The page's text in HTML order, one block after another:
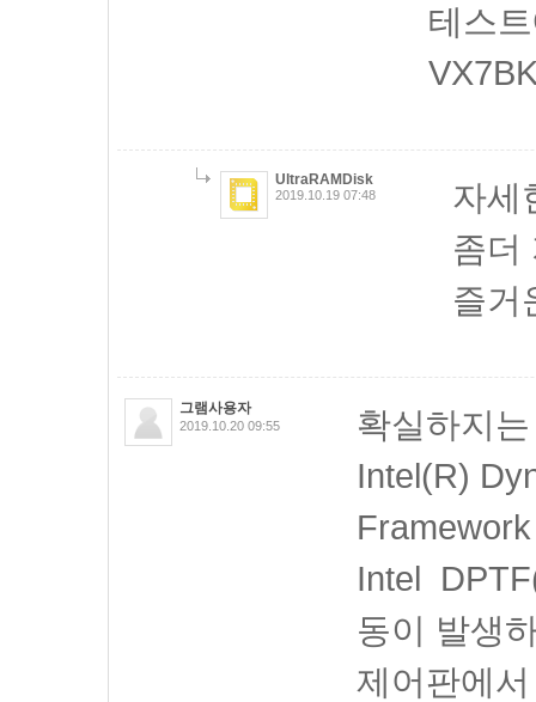
테스
UltraRAMDisk
2019.10.19 07:48
자세
좀더
즐거
그램사용자
2019.10.20 09:55
확실하지
Intel(R)
Intel
동이 발생
제어판에